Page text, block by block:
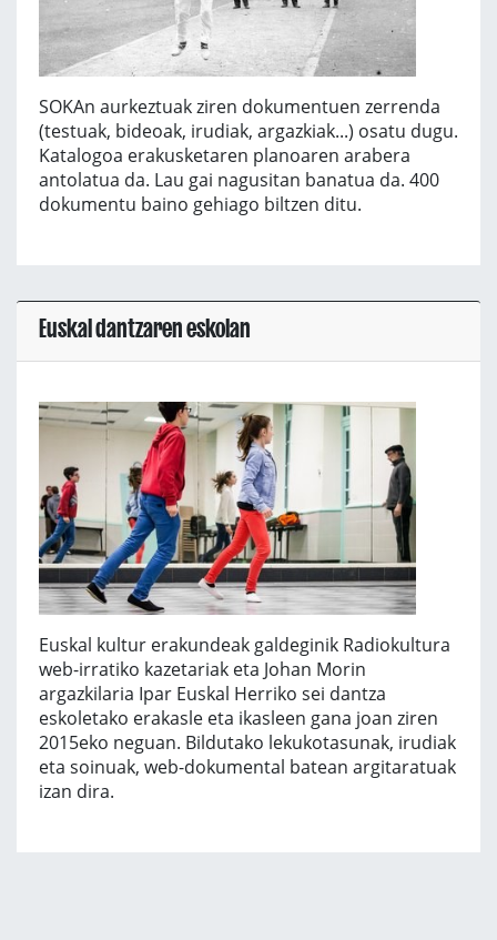
SOKAn aurkeztuak ziren dokumentuen zerrenda
(testuak, bideoak, irudiak, argazkiak...) osatu dugu.
Katalogoa erakusketaren planoaren arabera
antolatua da. Lau gai nagusitan banatua da. 400
dokumentu baino gehiago biltzen ditu.
Euskal dantzaren eskolan
Euskal kultur erakundeak galdeginik Radiokultura
web-irratiko kazetariak eta Johan Morin
argazkilaria Ipar Euskal Herriko sei dantza
eskoletako erakasle eta ikasleen gana joan ziren
2015eko neguan. Bildutako lekukotasunak, irudiak
eta soinuak, web-dokumental batean argitaratuak
izan dira.